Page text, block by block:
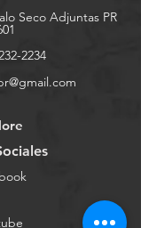
Seco Adjuntas PR
2234